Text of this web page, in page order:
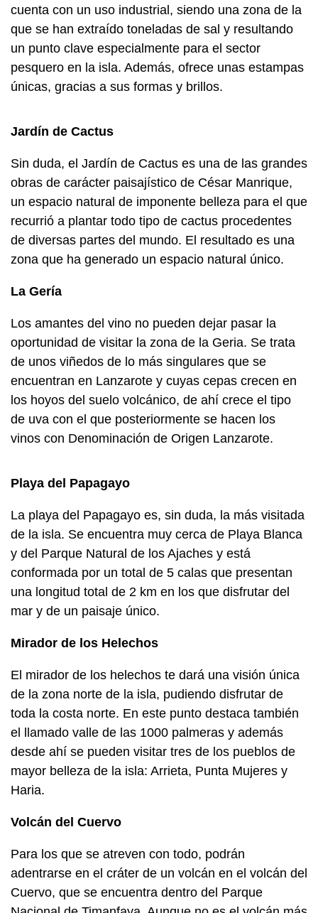
cuenta con un uso industrial, siendo una zona de la
que se han extraído toneladas de sal y resultando
un punto clave especialmente para el sector
pesquero en la isla. Además, ofrece unas estampas
únicas, gracias a sus formas y brillos.
Jardín de Cactus
Sin duda, el Jardín de Cactus es una de las grandes
obras de carácter paisajístico de César Manrique,
un espacio natural de imponente belleza para el que
recurrió a plantar todo tipo de cactus procedentes
de diversas partes del mundo. El resultado es una
zona que ha generado un espacio natural único.
La Gería
Los amantes del vino no pueden dejar pasar la
oportunidad de visitar la zona de la Geria. Se trata
de unos viñedos de lo más singulares que se
encuentran en Lanzarote y cuyas cepas crecen en
los hoyos del suelo volcánico, de ahí crece el tipo
de uva con el que posteriormente se hacen los
vinos con Denominación de Origen Lanzarote.
Playa del Papagayo
La playa del Papagayo es, sin duda, la más visitada
de la isla. Se encuentra muy cerca de Playa Blanca
y del Parque Natural de los Ajaches y está
conformada por un total de 5 calas que presentan
una longitud total de 2 km en los que disfrutar del
mar y de un paisaje único.
Mirador de los Helechos
El mirador de los helechos te dará una visión única
de la zona norte de la isla, pudiendo disfrutar de
toda la costa norte. En este punto destaca también
el llamado valle de las 1000 palmeras y además
desde ahí se pueden visitar tres de los pueblos de
mayor belleza de la isla: Arrieta, Punta Mujeres y
Haria.
Volcán del Cuervo
Para los que se atreven con todo, podrán
adentrarse en el cráter de un volcán en el volcán del
Cuervo, que se encuentra dentro del Parque